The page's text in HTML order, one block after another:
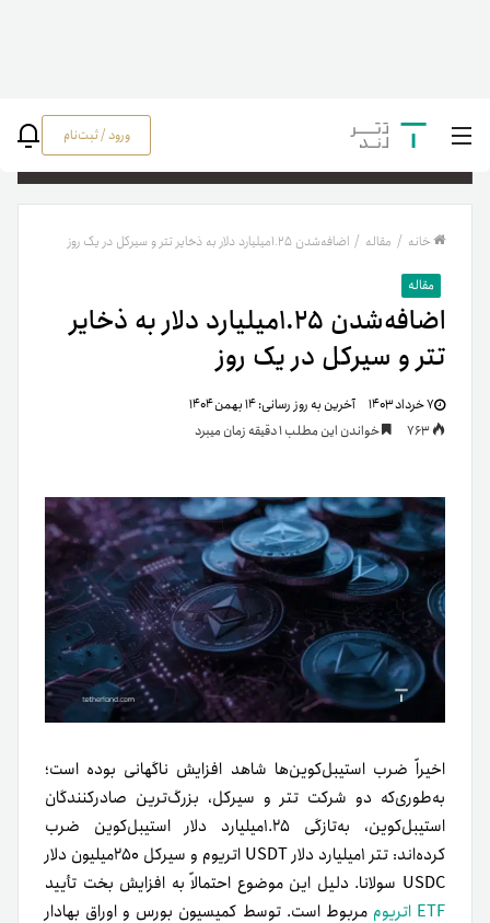
ورود / ثبت‌نام
خانه / مقاله / اضافه‌شدن ۱.۲۵میلیارد دلار به ذخایر تتر و سیرکل در یک روز
مقاله
اضافه‌شدن ۱.۲۵میلیارد دلار به ذخایر
تتر و سیرکل در یک روز
۷ خرداد ۱۴۰۳ آخرین به روز رسانی:۱۴ بهمن ۱۴۰۴
خواندن این مطلب 1 دقیقه زمان میبرد
اخیراً ضرب استیبل‌کوین‌ها شاهد افزایش ناگهانی بوده است؛
به‌طوری‌که دو شرکت تتر و سیرکل، بزرگ‌ترین صادرکنندگان
استیبل‌کوین‌، به‌تازگی ۱.۲۵میلیارد دلار استیبل‌کوین ضرب
کرده‌اند: تتر ۱میلیارد دلار USDT اتریوم و سیرکل ۲۵۰‌میلیون دلار
USDC سولانا. دلیل این موضوع احتمالاً به افزایش بخت تأیید
ETF اتریوم
مربوط است. توسط کمیسیون بورس و اوراق بهادار